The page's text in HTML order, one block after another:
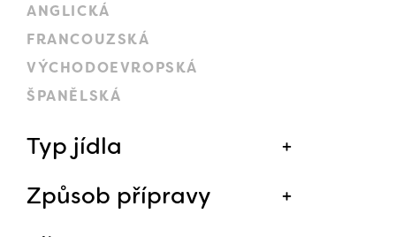
ANGLICKÁ
FRANCOUZSKÁ
VÝCHODOEVROPSKÁ
ŠPANĚLSKÁ
Typ jídla
Způsob přípravy